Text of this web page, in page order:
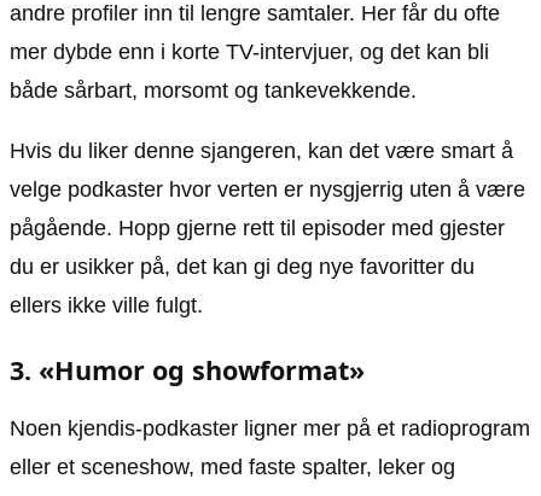
andre profiler inn til lengre samtaler. Her får du ofte
mer dybde enn i korte TV-intervjuer, og det kan bli
både sårbart, morsomt og tankevekkende.
Hvis du liker denne sjangeren, kan det være smart å
velge podkaster hvor verten er nysgjerrig uten å være
pågående. Hopp gjerne rett til episoder med gjester
du er usikker på, det kan gi deg nye favoritter du
ellers ikke ville fulgt.
3. «Humor og showformat»
Noen kjendis-podkaster ligner mer på et radioprogram
eller et sceneshow, med faste spalter, leker og